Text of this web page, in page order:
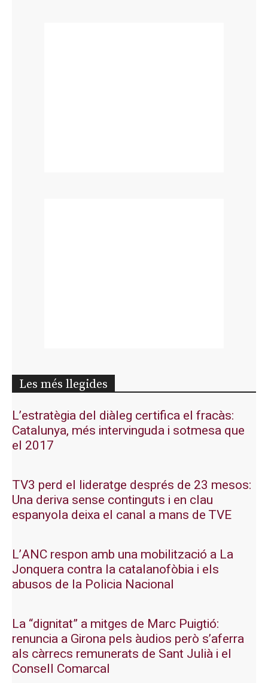
Les més llegides
L’estratègia del diàleg certifica el fracàs:
Catalunya, més intervinguda i sotmesa que
el 2017
TV3 perd el lideratge després de 23 mesos:
Una deriva sense continguts i en clau
espanyola deixa el canal a mans de TVE
L’ANC respon amb una mobilització a La
Jonquera contra la catalanofòbia i els
abusos de la Policia Nacional
La “dignitat” a mitges de Marc Puigtió:
renuncia a Girona pels àudios però s’aferra
als càrrecs remunerats de Sant Julià i el
Consell Comarcal